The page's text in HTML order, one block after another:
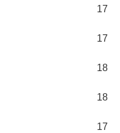
17
17
18
18
17